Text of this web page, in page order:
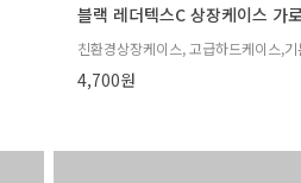
블랙 레더텍스C 상장케이스 가
친환경상장케이스, 고급하드케이스,
4,700원